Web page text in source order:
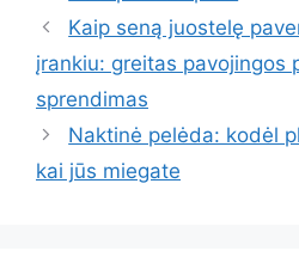
Kaip seną juostelę
įrankiu: greitas pavojingos
sprendimas
Naktinė pelėda: kodėl
kai jūs miegate